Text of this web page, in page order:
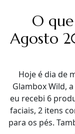
O
Agosto
Hoje é dia de
Glambox Wild,
eu recebi 6
faciais, 2 itens
para os pés.